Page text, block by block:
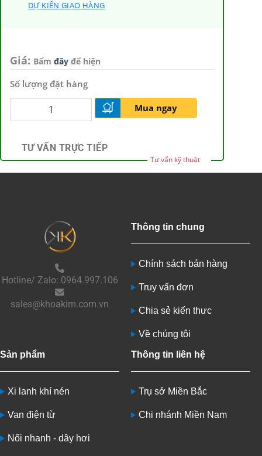
DỰ KIẾN GIAO HÀNG
Giá: Bấm đây để hiện
Số lượng đặt hàng
Mua ngay
TƯ VẤN TRỰC TIẾP
Tư vấn kỹ thuật
Hotline/ Zalo: 0964.997.106
sales@khoakim.com.vn
Thông tin chung
Chính sách bán hàng
Truy vấn đơn
Chia sẻ kiến thưc
Về chúng tôi
Sản phẩm
Xi lanh khí nén
Van điện từ
Nối nhanh - dây hơi
Thông tin liên hệ
Trụ sở Miền Bắc
Chi nhánh Miền Nam